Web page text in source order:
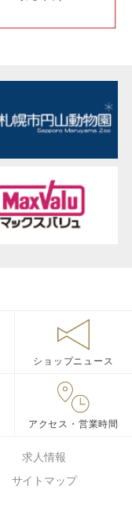
ショップニュース
アクセス・営業時間
求人情報
サイトマップ